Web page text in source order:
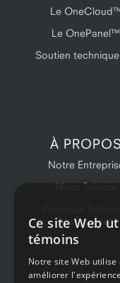
Le
Le OnePanel™
Soutien technique
À PROPOS
Notre
Nous Joindre
OneProvider?
Ce site Web
témoins
Notre site Web
améliorer